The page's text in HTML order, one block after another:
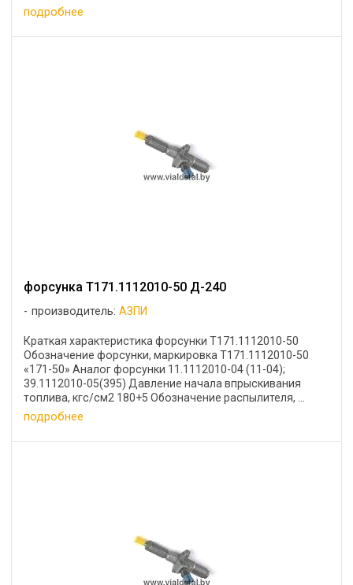
подробнее
форсунка Т171.1112010-50 Д-240
производитель:АЗПИ
Краткая характеристика форсунки Т171.1112010-50
Обозначение форсунки, маркировка Т171.1112010-50
«171-50» Аналог форсунки 11.1112010-04 (11-04);
39.1112010-05(395) Давление начала впрыскивания
топлива, кгс/см2 180+5 Обозначение распылителя, ...
подробнее